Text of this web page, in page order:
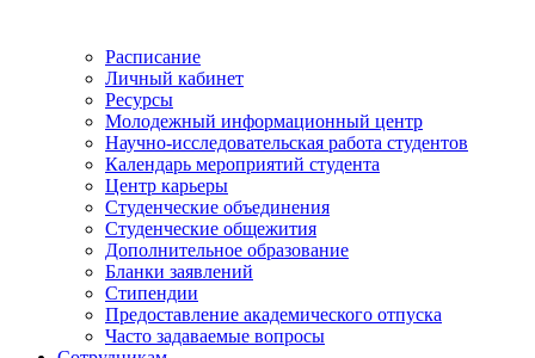
Расписание
Личный кабинет
Ресурсы
Молодежный информационный центр
Научно-исследовательская работа студентов
Календарь мероприятий студента
Центр карьеры
Студенческие объединения
Студенческие общежития
Дополнительное образование
Бланки заявлений
Стипендии
Предоставление академического отпуска
Часто задаваемые вопросы